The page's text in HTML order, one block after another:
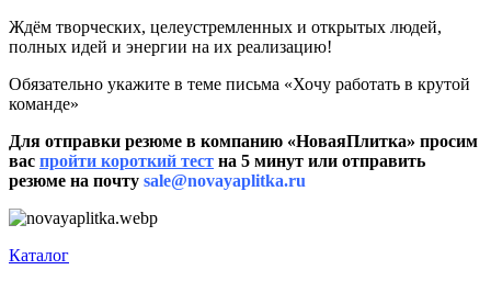
Ждём творческих, целеустремленных и открытых людей,
полных идей и энергии на их реализацию!
Обязательно укажите в теме письма «Хочу работать в крутой
команде»
Для отправки резюме в компанию «НоваяПлитка» просим
вас пройти короткий тест на 5 минут или отправить
резюме на почту sale@novayaplitka.ru
Каталог